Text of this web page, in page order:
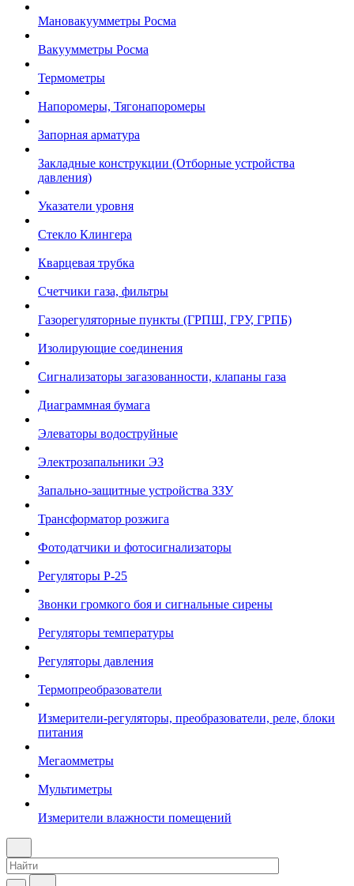
Мановакуумметры Росма
Вакуумметры Росма
Термометры
Напоромеры, Тягонапоромеры
Запорная арматура
Закладные конструкции (Отборные устройства
давления)
Указатели уровня
Стекло Клингера
Кварцевая трубка
Счетчики газа, фильтры
Газорегуляторные пункты (ГРПШ, ГРУ, ГРПБ)
Изолирующие соединения
Сигнализаторы загазованности, клапаны газа
Диаграммная бумага
Элеваторы водоструйные
Электрозапальники ЭЗ
Запально-защитные устройства ЗЗУ
Трансформатор розжига
Фотодатчики и фотосигнализаторы
Регуляторы Р-25
Звонки громкого боя и сигнальные сирены
Регуляторы температуры
Регуляторы давления
Термопреобразователи
Измерители-регуляторы, преобразователи, реле, блоки
питания
Мегаомметры
Мультиметры
Измерители влажности помещений